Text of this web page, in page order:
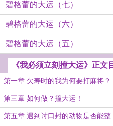
碧格蕾的大运（七）
碧格蕾的大运（六）
碧格蕾的大运（五）
《我必须立刻撞大运》正文
第一章 欠寿时的我为何要打麻将？
第三章 如何做？撞大运！
第五章 遇到讨口封的动物是否能整